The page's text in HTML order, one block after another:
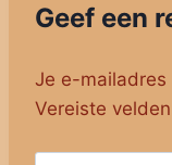
Geef een
Je e-
Vereiste